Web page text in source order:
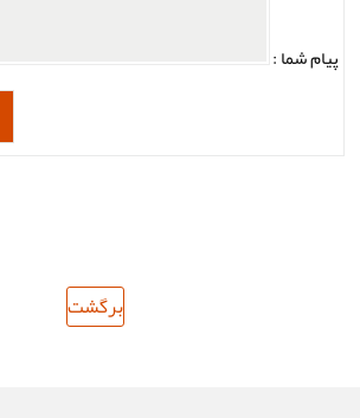
پیام شما :
برگشت